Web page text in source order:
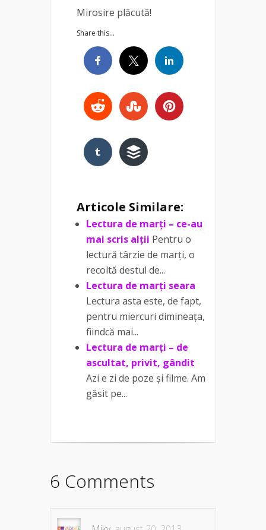
Mirosire plăcută!
Share this...
Articole Similare:
Lectura de marți – ce-au
mai scris alții Pentru o
lectură târzie de marți, o
recoltă destul de...
Lectura de marți seara
Lectura asta este, de fapt,
pentru miercuri dimineața,
fiindcă mai...
Lectura de marți – de
ascultat, privit, gândit
Azi e zi de poze și filme. Am
găsit pe...
6 Comments